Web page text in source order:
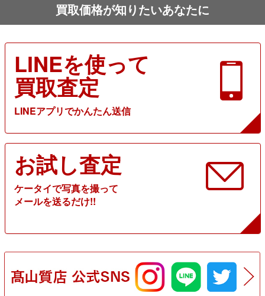
買取価格が知りたいあなたに
LINEを使って
買取査定
LINEアプリでかんたん送信
お試し査定
ケータイで写真を撮って
メールを送るだけ!!